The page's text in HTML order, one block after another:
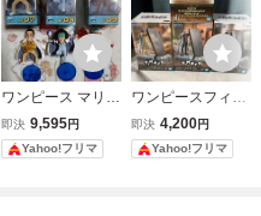
ワンピース マリン
フォード 黄猿 青
雉 赤犬 ワーコレ
ワールドコレクタ
即決 9,595円
Yahoo!フリマ
ワンピースフィグ
ライフ黄猿赤犬青
雉3種セット&ワー
ルドコレクタブル
即決 4,200円
Yahoo!フリマ